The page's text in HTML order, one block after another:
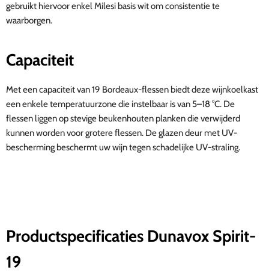
gebruikt hiervoor enkel Milesi basis wit om consistentie te
waarborgen.
Capaciteit
Met een capaciteit van 19 Bordeaux-flessen biedt deze wijnkoelkast
een enkele temperatuurzone die instelbaar is van 5–18 °C. De
flessen liggen op stevige beukenhouten planken die verwijderd
kunnen worden voor grotere flessen. De glazen deur met UV-
bescherming beschermt uw wijn tegen schadelijke UV-straling.
Productspecificaties Dunavox Spirit-
19